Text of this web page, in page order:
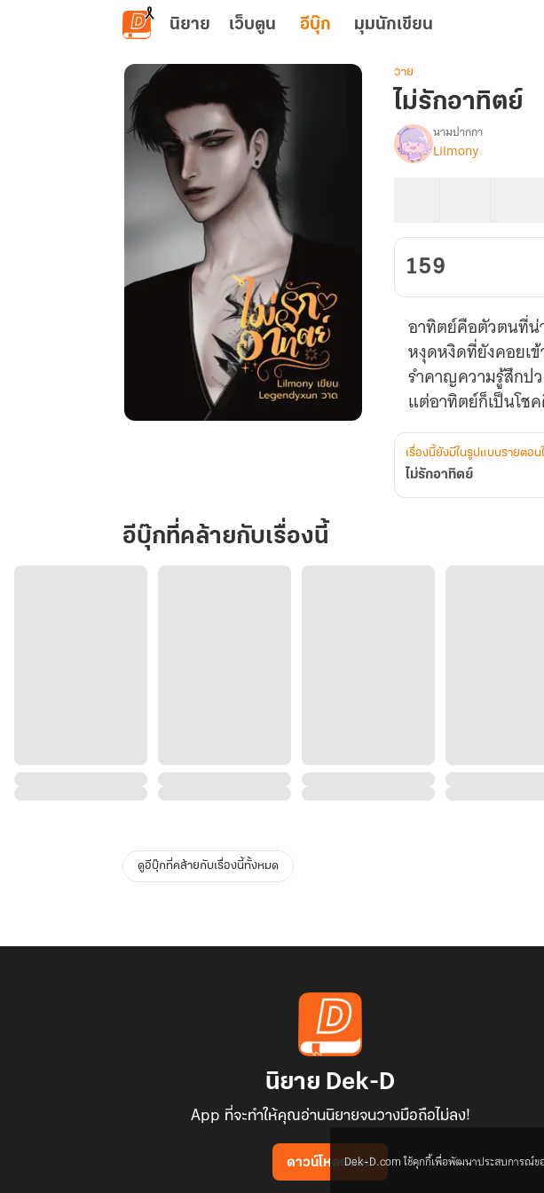
ข้ามไปยังเนื้อหาหลัก
นิยาย เว็บตูน อีบุ๊ก มุมนักเขียน
วาย
ไม่รักอาทิตย์
เรื่อง
ไม่
นามปากกา
Lilmony
159
อาทิตย์คือตัวตนที่น่
หงุดหงิดที่ยังคอยเ
รำคาญความรู้สึกป
แต่อาทิตย์ก็เป็นโช
เรื่องนี้ยังมีในรูปแบบรายตอน
ไม่รักอาทิตย์
อีบุ๊กที่คล้ายกับเรื่องนี้
ดูอีบุ๊กที่คล้ายกับเรื่องนี้ทั้งหมด
นิยาย Dek-D
App ที่จะทำให้คุณอ่านนิยายจนวางมือถือไม่ลง!
ดาวน์โหลดแอปDek-D.com ใช้คุกกี้เพื่อพัฒนาประสบการณ์ข